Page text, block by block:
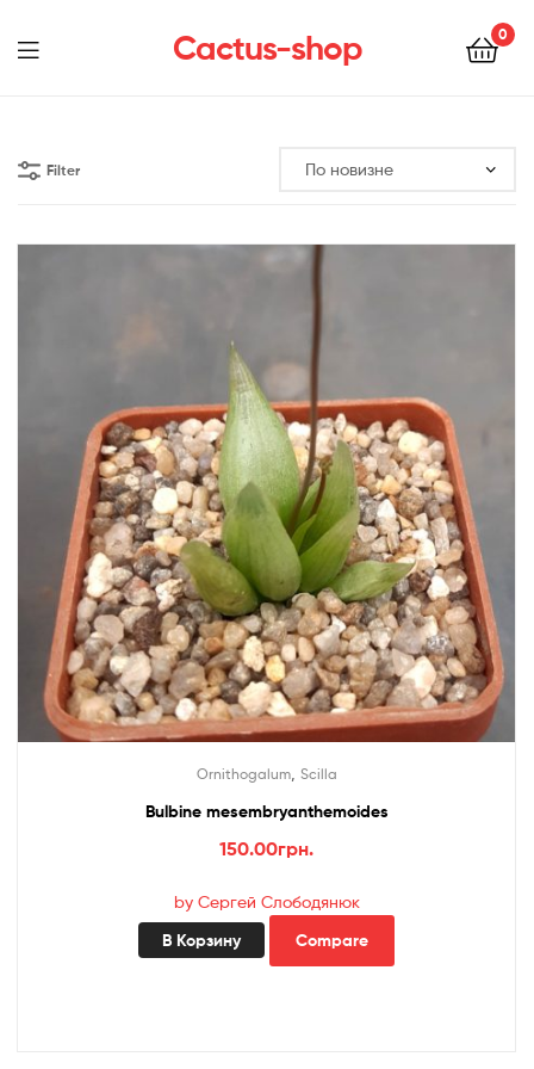
Cactus-shop 0
Menu
Filter
Ornithogalum, Scilla
Bulbine mesembryanthemoides
150.00грн.
by Сергей Слободянюк
В Корзину Compare